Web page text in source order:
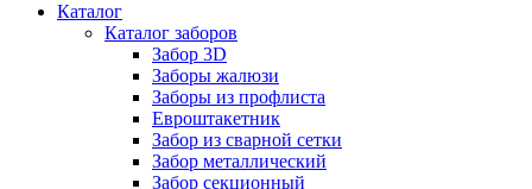
Каталог
Каталог заборов
Забор 3D
Заборы жалюзи
Заборы из профлиста
Евроштакетник
Забор из сварной сетки
Забор металлический
Забор секционный